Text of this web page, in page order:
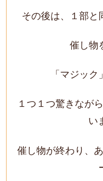
その後は、１部と
催し物
「マジック
１つ１つ驚きなが
い
催し物が終わり、